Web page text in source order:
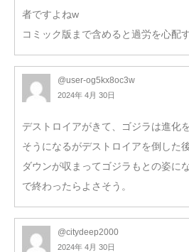
者ですよねw
コミック版まで含めると過労を心配
@user-og5kx8oc3w
2024年 4月 30日
デストロイアがきて、ゴジラは進化
そうになるがデストロイアを倒した
ダウンが収まってゴジラもとの姿に
で終わったらよさそう。
@citydeep2000
2024年 4月 30日